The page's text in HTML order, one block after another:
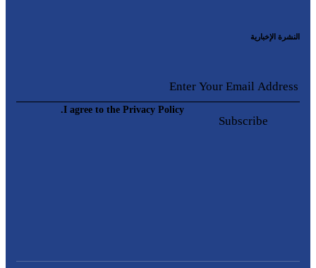
النشرة الإخبارية
Subscribe
I agree to the Privacy Policy.